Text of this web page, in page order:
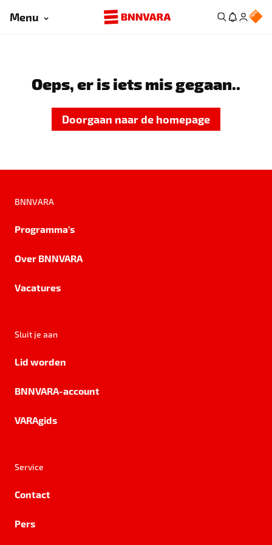
Menu
Oeps, er is iets mis gegaan..
Doorgaan naar de homepage
BNNVARA
Programma's
Over BNNVARA
Vacatures
Sluit je aan
Lid worden
BNNVARA-account
VARAgids
Service
Contact
Pers